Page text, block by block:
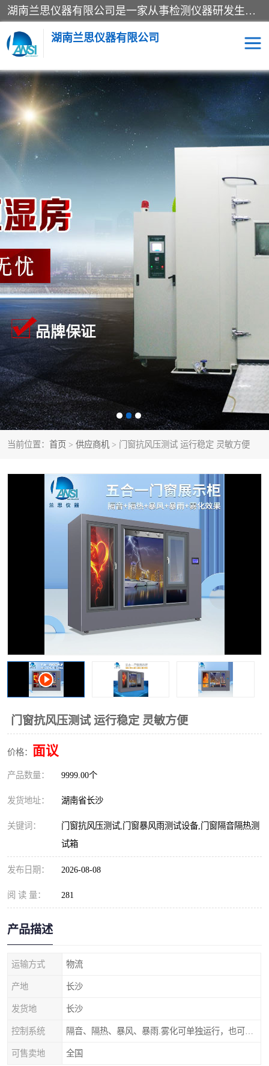
湖南兰思仪器有限公司是一家从事检测仪器研发生产销售和维修保养服务的综合型企业，产品符合国际标准可按需定制专业售前售后工程师，主要有门窗性能体验箱、门窗隔音展示箱、恒温恒湿试验箱、步入式恒温恒湿房、高低温试验箱、老化试验箱、老化试验房、恒温恒湿培养箱、水泥标准养护试验箱、电热鼓风干燥试验箱、真空干燥箱、工业烤箱、盐雾腐蚀试验箱等。
湖南兰思仪器有限公司
当前位置： 首页 > 供应商机 > 门窗抗风压测试 运行稳定 灵敏方便
门窗抗风压测试 运行稳定 灵敏方便
价格： 面议
产品数量： 9999.00个
发货地址： 湖南省长沙
关键词：
门窗抗风压测试,门窗暴风雨测试设备,门窗隔音隔热测
试箱
发布日期： 2026-08-08
阅 读 量： 281
产品描述
运输方式 物流
产地 长沙
发货地 长沙
控制系统
可售卖地 全国
老化房 恒温恒湿试验箱
工业烘箱 门窗体验箱